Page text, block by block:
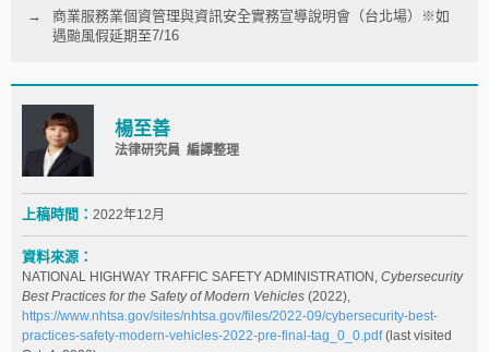
商業服務業個資管理與資訊安全實務宣導說明會（台北場）※如
遇颱風假延期至7/16
楊至善
法律研究員 編譯整理
上稿時間： 2022年12月
資料來源：
NATIONAL HIGHWAY TRAFFIC SAFETY ADMINISTRATION, Cybersecurity
Best Practices for the Safety of Modern Vehicles (2022),
https://www.nhtsa.gov/sites/nhtsa.gov/files/2022-09/cybersecurity-best-
practices-safety-modern-vehicles-2022-pre-final-tag_0_0.pdf(last visited